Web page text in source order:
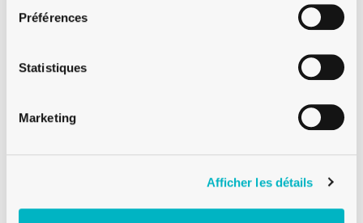
Préférences
Statistiques
Marketing
Afficher les détails